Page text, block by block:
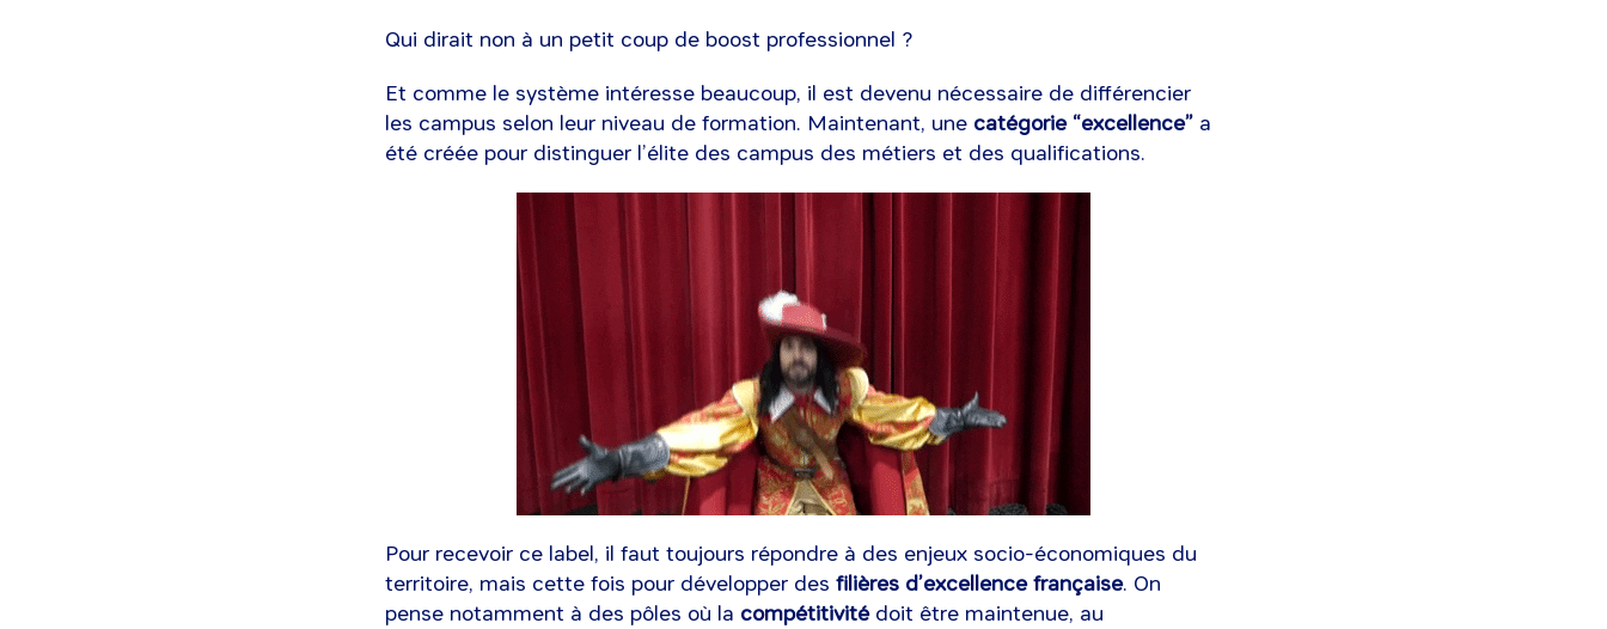
Qui dirait non à un petit coup de boost professionnel ?
Et comme le système intéresse beaucoup, il est devenu nécessaire de différencier
les campus selon leur niveau de formation. Maintenant, une catégorie “excellence” a
été créée pour distinguer l’élite des campus des métiers et des qualifications.
Pour recevoir ce label, il faut toujours répondre à des enjeux socio-économiques du
territoire, mais cette fois pour développer des filières d’excellence française. On
pense notamment à des pôles où la compétitivitédoit être maintenue, au